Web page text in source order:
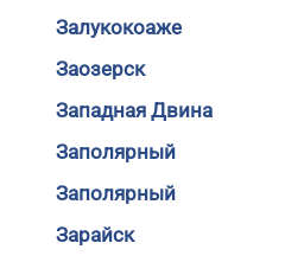
Залукокоаже
Заозерск
Западная Двина
Заполярный
Заполярный
Зарайск